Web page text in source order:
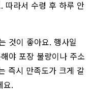
따라서 수령 후 하루 안
것이 좋아요. 행사일
야 포장 불량이나 주소
즉시 만족도가 크게 갈
요.